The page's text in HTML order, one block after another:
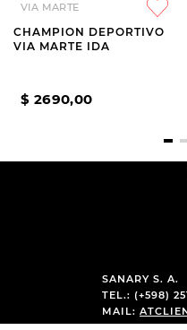
VIA MARTE
CHAMPION DEPORTIVO
VIA MARTE IDA
$ 2690,00
SANARY S. A.
TEL.: (+598)
MAIL: